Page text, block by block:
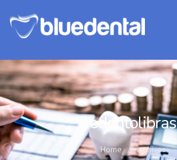
odontolibras
Home / archives